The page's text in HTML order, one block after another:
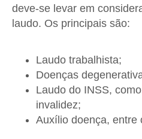
deve-se levar em
laudo. Os principais são:
Laudo trabalhista;
Doenças
Laudo do INSS,
invalidez;
Auxílio doença, entre